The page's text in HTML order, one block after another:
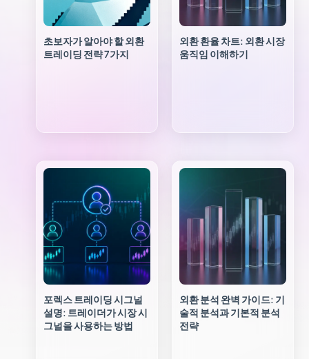
초보자가 알아야 할 외환
트레이딩 전략 7가지
외환 환율 차트: 외환 시장
움직임 이해하기
포렉스 트레이딩 시그널
설명: 트레이더가 시장 시
그널을 사용하는 방법
외환 분석 완벽 가이드: 기
술적 분석과 기본적 분석
전략